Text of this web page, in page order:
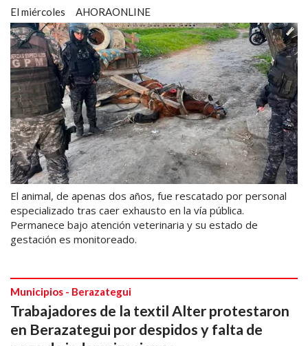
AHORAONLINE
El miércoles
El animal, de apenas dos años, fue rescatado por personal
especializado tras caer exhausto en la vía pública.
Permanece bajo atención veterinaria y su estado de
gestación es monitoreado.
Trabajadores de la textil Alter protestaron
en Berazategui por despidos y falta de
Municipios - Berazategui